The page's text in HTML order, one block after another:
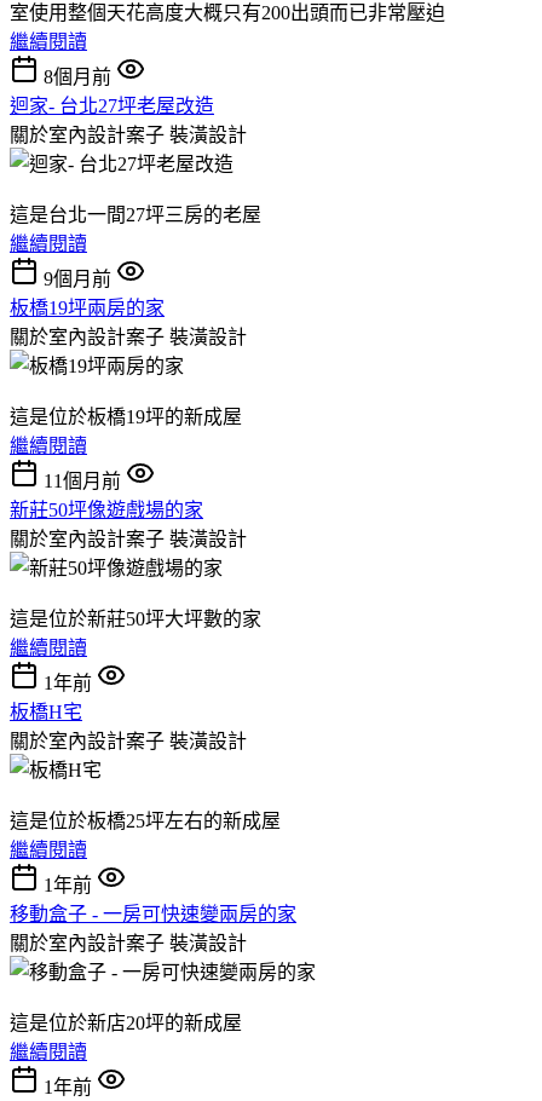
室使用整個天花高度大概只有200出頭而已非常壓迫
繼續閱讀
8個月前
迴家- 台北27坪老屋改造
關於室內設計案子 裝潢設計
這是台北一間27坪三房的老屋
繼續閱讀
9個月前
板橋19坪兩房的家
關於室內設計案子 裝潢設計
這是位於板橋19坪的新成屋
繼續閱讀
11個月前
新莊50坪像遊戲場的家
關於室內設計案子 裝潢設計
這是位於新莊50坪大坪數的家
繼續閱讀
1年前
板橋H宅
關於室內設計案子 裝潢設計
這是位於板橋25坪左右的新成屋
繼續閱讀
1年前
移動盒子 - 一房可快速變兩房的家
關於室內設計案子 裝潢設計
這是位於新店20坪的新成屋
繼續閱讀
1年前